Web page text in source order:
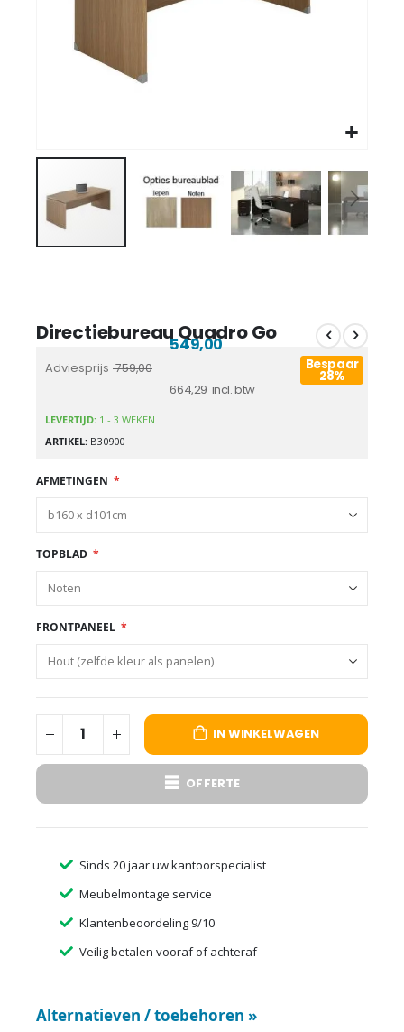
Directiebureau Quadro Go
Adviesprijs 759,00
664,29
549,00
Bespaar
28%
LEVERTIJD: 1 - 3 WEKEN
ARTIKEL B30900
AFMETINGEN
TOPBLAD
FRONTPANEEL
IN WINKELWAGEN
OFFERTE
Sinds 20 jaar uw kantoorspecialist
Meubelmontage service
Klantenbeoordeling 9/10
Veilig betalen vooraf of achteraf
Alternatieven / toebehoren »